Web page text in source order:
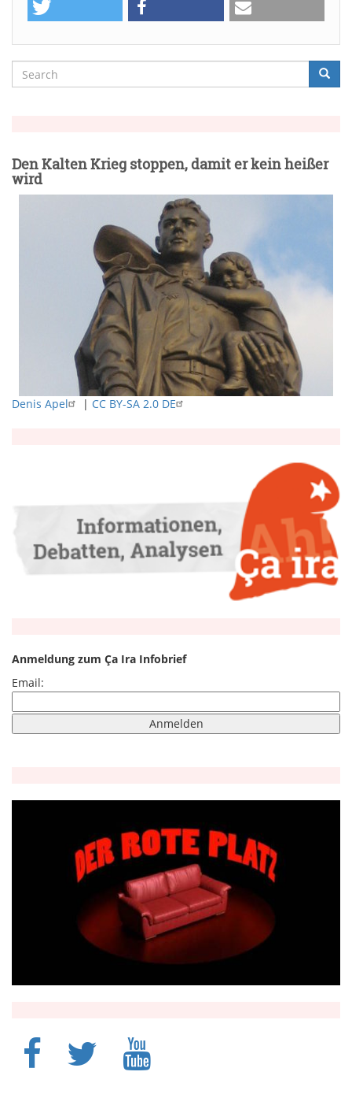
Suche
Search
Den Kalten Krieg stoppen, damit er kein heißer
wird
Denis Apel | CC BY-SA 2.0 DE
Anmeldung zum Ça Ira Infobrief
Email: